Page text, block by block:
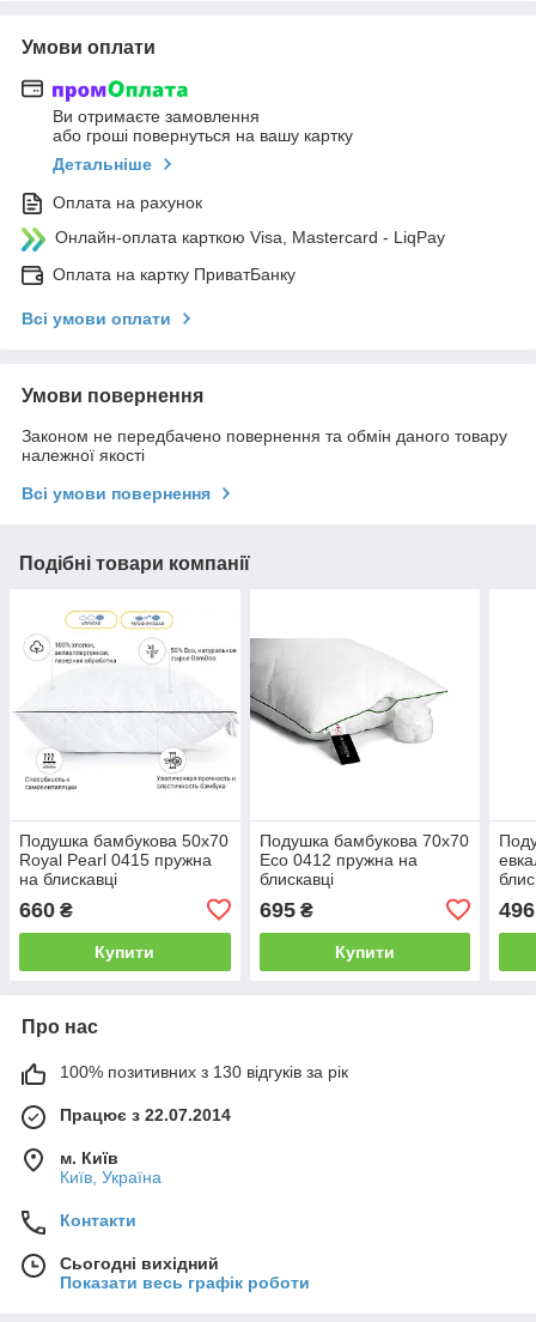
Умови оплати
Ви отримаєте замовлення
або гроші повернуться на вашу картку
Детальніше
Оплата на рахунок
Онлайн-оплата карткою Visa, Mastercard - LiqPay
Оплата на картку ПриватБанку
Всі умови оплати
Умови повернення
Законом не передбачено повернення та обмін даного товару
належної якості
Всі умови повернення
Подібні товари компанії
Подушка бамбукова 50х70
Royal Pearl 0415 пружна
на блискавці
660 ₴
Купити
Подушка бамбукова 70х70
Есо 0412 пружна на
блискавці
695₴
Купити
496
Про нас
100% позитивних з 130 відгуків за рік
Працює з 22.07.2014
м. Київ
Київ, Україна
Контакти
Сьогодні вихідний
Показати весь графік роботи